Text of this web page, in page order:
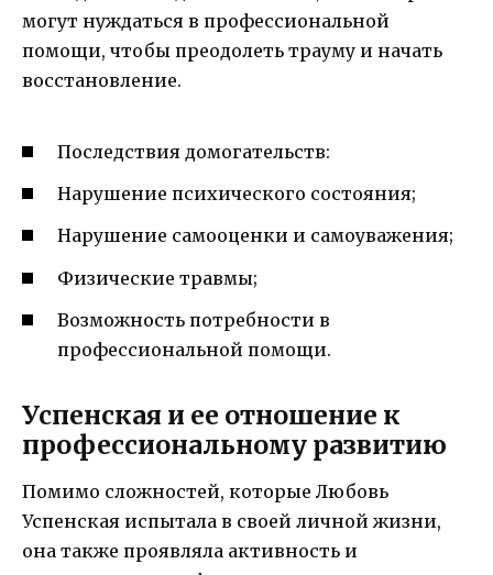
могут нуждаться в профессиональной
помощи, чтобы преодолеть трауму и начать
восстановление.
Последствия домогательств:
Нарушение психического состояния;
Нарушение самооценки и самоуважения;
Физические травмы;
Возможность потребности в
профессиональной помощи.
Успенская и ее отношение к
профессиональному развитию
Помимо сложностей, которые Любовь
Успенская испытала в своей личной жизни,
она также проявляла активность и